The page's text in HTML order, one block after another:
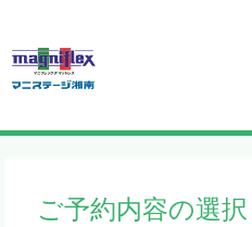
ご予約内容の選択